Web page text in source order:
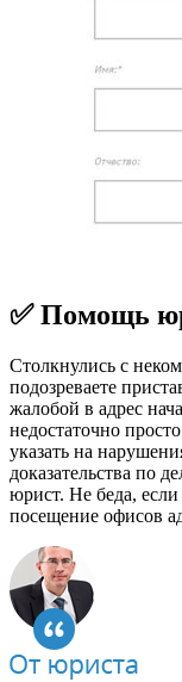
✅ Помощь
Столкнулись с
подозреваете
жалобой в адрес
недостаточно
указать на
доказательства по
юрист. Не беда, если
посещение офисов